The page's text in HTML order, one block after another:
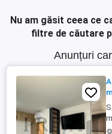
Nu am găsit ceea ce
filtre de căutare
Anunțuri